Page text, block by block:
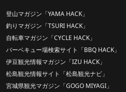
登山マガジン「YAMA HACK」
釣りマガジン「TSURI HACK」
自転車マガジン「CYCLE HACK」
バーベキュー場検索サイト「BBQ HACK」
伊豆観光情報マガジン「IZU HACK」
松島観光情報サイト「松島観光ナビ」
宮城県観光マガジン「GOGO MIYAGI」